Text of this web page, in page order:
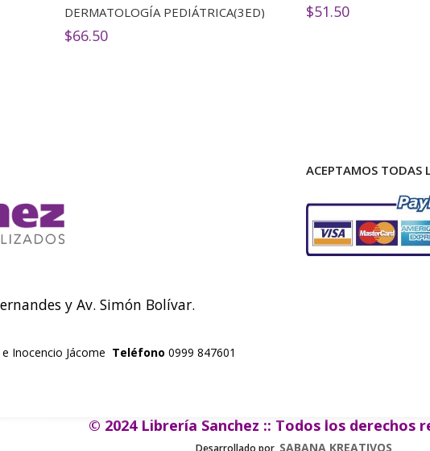
DERMATOLOGÍA PEDIÁTRICA(3ED)
$66.50
$51.50
y Av. Simón Bolívar.
Inocencio Jácome Teléfono 0999 847601
ACEPTAMOS TODAS
© 2024 Librería Sanchez :: Todos los derechos
Desarrollado por SABANA KREATIVOS